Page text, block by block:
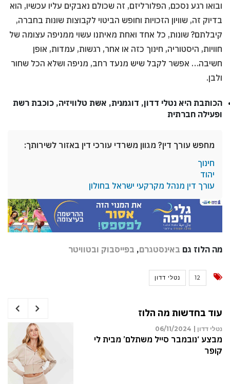
ובואו רגע נסכם, הפלורליזם, זה שכולם נאבקים עליו עכשיו, הוא
בדיוק זה, שוויון הזכויות וחופש הביטוי לקבוצות שונות בחברה,
קיבלתם? שונות, כל אחד ואחת מאיתנו עשוי ממניפה עצומה של
חוויות, היסטוריה, חינוך כזה או אחר, רגשות, עמדות, אופן
חשיבה… אפשר לקבל שיש מנעד רחב, מניפה ושלא הכל שחור
ולבן.
הכותבת היא נטלי דדון, דוגמנית, אשת טלוויזיה, כוכבת רשת
ופעילה חברתית
מחפש עורך דין? מגוון משרדי עורכי דין באזור לשירותך:
חינוך
יהוד
עורך דין מנהל מקרקעי ישראל בחולון
מה הלוז גם באינסטגרם, בפייסבוק ובטוויטר
12 נטלי דדון
עוד בחדשות מה הלוז
דדון | 05/01/2025
אישה זכאית לכתובה כאשר הבעל
מהארון? המקרה שהסעיר את בית